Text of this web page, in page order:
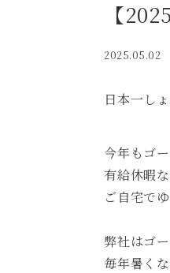
【
2025.05.02
日本一し
今年もゴ
有給休暇
ご自宅で
弊社はゴ
毎年暑く